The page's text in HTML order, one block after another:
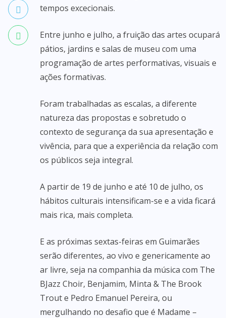
tempos excecionais.
Entre junho e julho, a fruição das artes ocupará
pátios, jardins e salas de museu com uma
programação de artes performativas, visuais e
ações formativas.
Foram trabalhadas as escalas, a diferente
natureza das propostas e sobretudo o
contexto de segurança da sua apresentação e
vivência, para que a experiência da relação com
os públicos seja integral.
A partir de 19 de junho e até 10 de julho, os
hábitos culturais intensificam-se e a vida ficará
mais rica, mais completa.
E as próximas sextas-feiras em Guimarães
serão diferentes, ao vivo e genericamente ao
ar livre, seja na companhia da música com The
BJazz Choir, Benjamim, Minta & The Brook
Trout e Pedro Emanuel Pereira, ou
mergulhando no desafio que é Madame –